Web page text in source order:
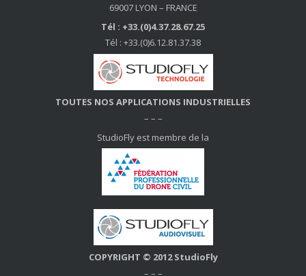
69007 LYON – FRANCE
Tél : +33.(0)4.37.28.67.25
Tél : +33.(0)6.12.81.37.38
TOUTES NOS APPLICATIONS INDUSTRIELLES
– – –
StudioFly est membre de la
COPYRIGHT © 2012 StudioFly
– – –